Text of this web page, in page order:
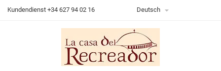
Kundendienst +34 627 94 02 16 Deutsch 